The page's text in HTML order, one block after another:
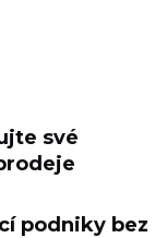
své
podniky bez